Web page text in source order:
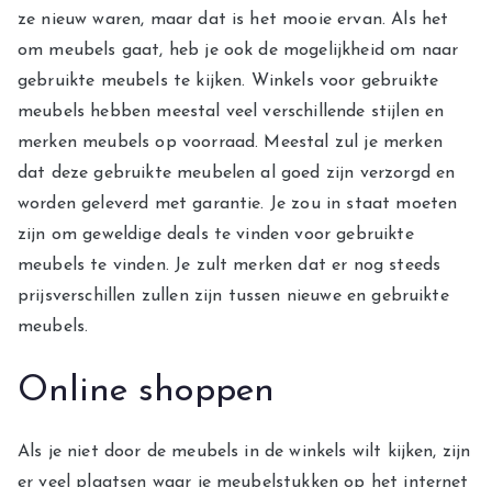
ze nieuw waren, maar dat is het mooie ervan. Als het
om meubels gaat, heb je ook de mogelijkheid om naar
gebruikte meubels te kijken. Winkels voor gebruikte
meubels hebben meestal veel verschillende stijlen en
merken meubels op voorraad. Meestal zul je merken
dat deze gebruikte meubelen al goed zijn verzorgd en
worden geleverd met garantie. Je zou in staat moeten
zijn om geweldige deals te vinden voor gebruikte
meubels te vinden. Je zult merken dat er nog steeds
prijsverschillen zullen zijn tussen nieuwe en gebruikte
meubels.
Online shoppen
Als je niet door de meubels in de winkels wilt kijken, zijn
er veel plaatsen waar je meubelstukken op het internet